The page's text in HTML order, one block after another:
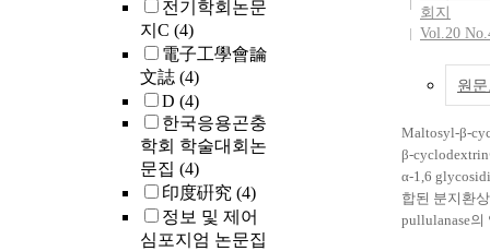
전기학회논문
지C (4)
電子工學會論
文誌 (4)
D (4)
한국응용곤충
학회 학술대회논
문집 (4)
印度硏究 (4)
정보 및 제어
심포지엄 논문집
occurrence
of ALS
herbicide-
and to
appeared
weeds in the
Gyeongnam
Korea in 2017
using a soil
Compared
하였다. 적정
건을 검토하
에 대한 당전
량은 15∼30
starch,
의 혼합비는
raw starch, 그
합물의 첨가
기준 200 g/ℓ
전이 반응기
회지
Vol.20
원
Maltosyl-β-
β-
α-1,6
합된 분지환
pullulanase의